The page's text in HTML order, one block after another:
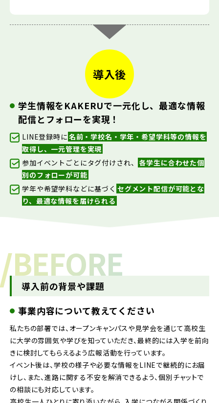
導入後
学生情報をKAKERUで一元化し、最適な情報
配信とフォローを実現！
LINE登録時に 名前・学校名・学年・希望学科等の情報を
取得し、一元管理を実現
参加イベントごとにタグ付けされ、 各学生に合わせた個
別のフォローが可能
学年や希望学科などに基づく セグメント配信が可能とな
り、最適な情報を届けられる
BEFORE
導入前の背景や課題
事業内容について教えてください
私たちの部署では、オープンキャンパスや見学会を通じて高校生
に大学の雰囲気や学びを知っていただき、最終的には入学を前向
きに検討してもらえるよう広報活動を行っています。
イベント後は、学校の様子や必要な情報をLINEで継続的にお届
けし、また、進路に関する不安を解消できるよう、個別チャットで
の相談にも対応しています。